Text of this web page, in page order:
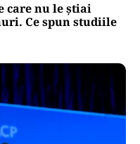
care nu le știai
Ce spun studiile